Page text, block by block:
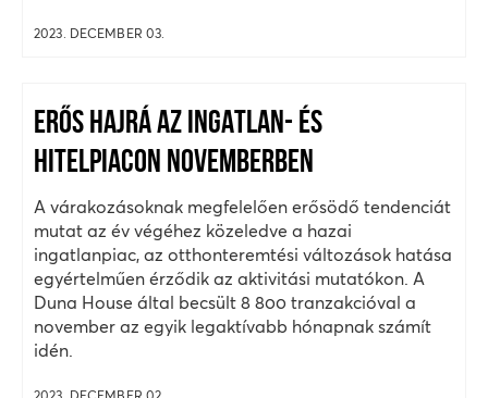
2023. DECEMBER 03.
ERŐS HAJRÁ AZ INGATLAN- ÉS
HITELPIACON NOVEMBERBEN
A várakozásoknak megfelelően erősödő tendenciát
mutat az év végéhez közeledve a hazai
ingatlanpiac, az otthonteremtési változások hatása
egyértelműen érződik az aktivitási mutatókon. A
Duna House által becsült 8 800 tranzakcióval a
november az egyik legaktívabb hónapnak számít
idén.